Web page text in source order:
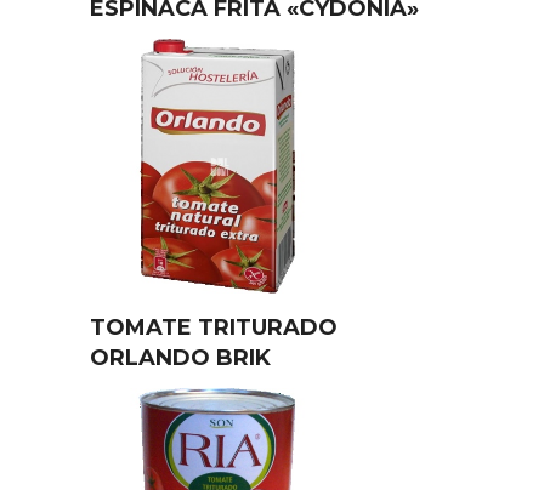
ESPINACA FRITA «CYDONIA»
TOMATE TRITURADO
ORLANDO BRIK